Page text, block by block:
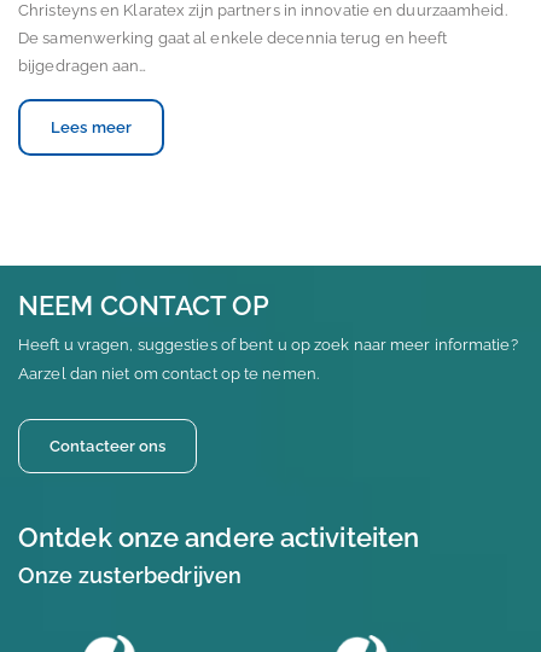
Christeyns en Klaratex zijn partners in innovatie en duurzaamheid.
De samenwerking gaat al enkele decennia terug en heeft
bijgedragen aan…
Lees meer
NEEM CONTACT OP
Heeft u vragen, suggesties of bent u op zoek naar meer informatie?
Aarzel dan niet om contact op te nemen.
Contacteer ons
Ontdek onze andere activiteiten
Onze zusterbedrijven